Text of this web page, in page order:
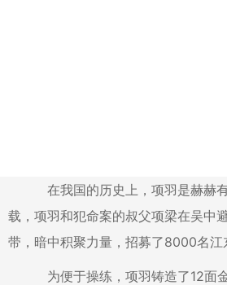
在我国的历史上，项羽是赫赫有
载，项羽和犯命案的叔父项梁在吴中
带，暗中积聚力量，招募了8000名江
为便于操练，项羽铸造了12面